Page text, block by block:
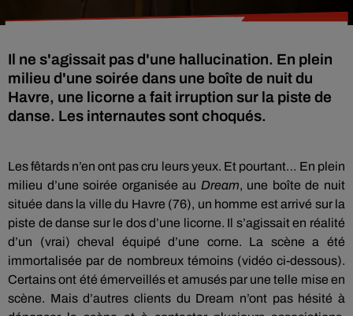
Il ne s'agissait pas d'une hallucination. En plein
milieu d'une soirée dans une boîte de nuit du
Havre, une licorne a fait irruption sur la piste de
danse. Les internautes sont choqués.
Les fêtards n’en ont pas cru leurs yeux. Et pourtant… En plein
milieu d’une soirée organisée au Dream, une boîte de nuit
située dans la ville du Havre (76), un homme est arrivé sur la
piste de danse sur le dos d’une licorne. Il s’agissait en réalité
d’un (vrai) cheval équipé d’une corne. La scène a été
immortalisée par de nombreux témoins (vidéo ci-dessous).
Certains ont été émerveillés et amusés par une telle mise en
scène. Mais d’autres clients du Dream n’ont pas hésité à